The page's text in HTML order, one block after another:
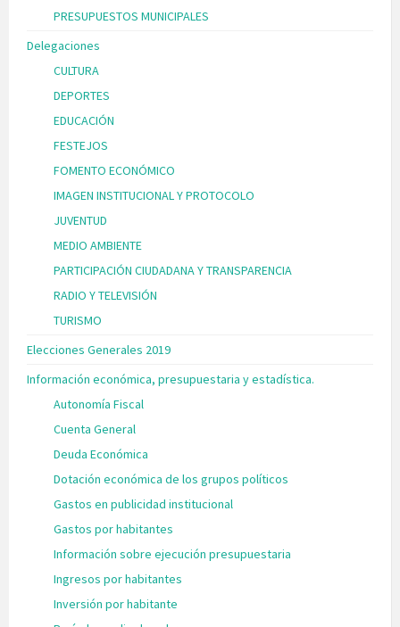
PRESUPUESTOS MUNICIPALES
Delegaciones
CULTURA
DEPORTES
EDUCACIÓN
FESTEJOS
FOMENTO ECONÓMICO
IMAGEN INSTITUCIONAL Y PROTOCOLO
JUVENTUD
MEDIO AMBIENTE
PARTICIPACIÓN CIUDADANA Y TRANSPARENCIA
RADIO Y TELEVISIÓN
TURISMO
Elecciones Generales 2019
Información económica, presupuestaria y estadística.
Autonomía Fiscal
Cuenta General
Deuda Económica
Dotación económica de los grupos políticos
Gastos en publicidad institucional
Gastos por habitantes
Información sobre ejecución presupuestaria
Ingresos por habitantes
Inversión por habitante